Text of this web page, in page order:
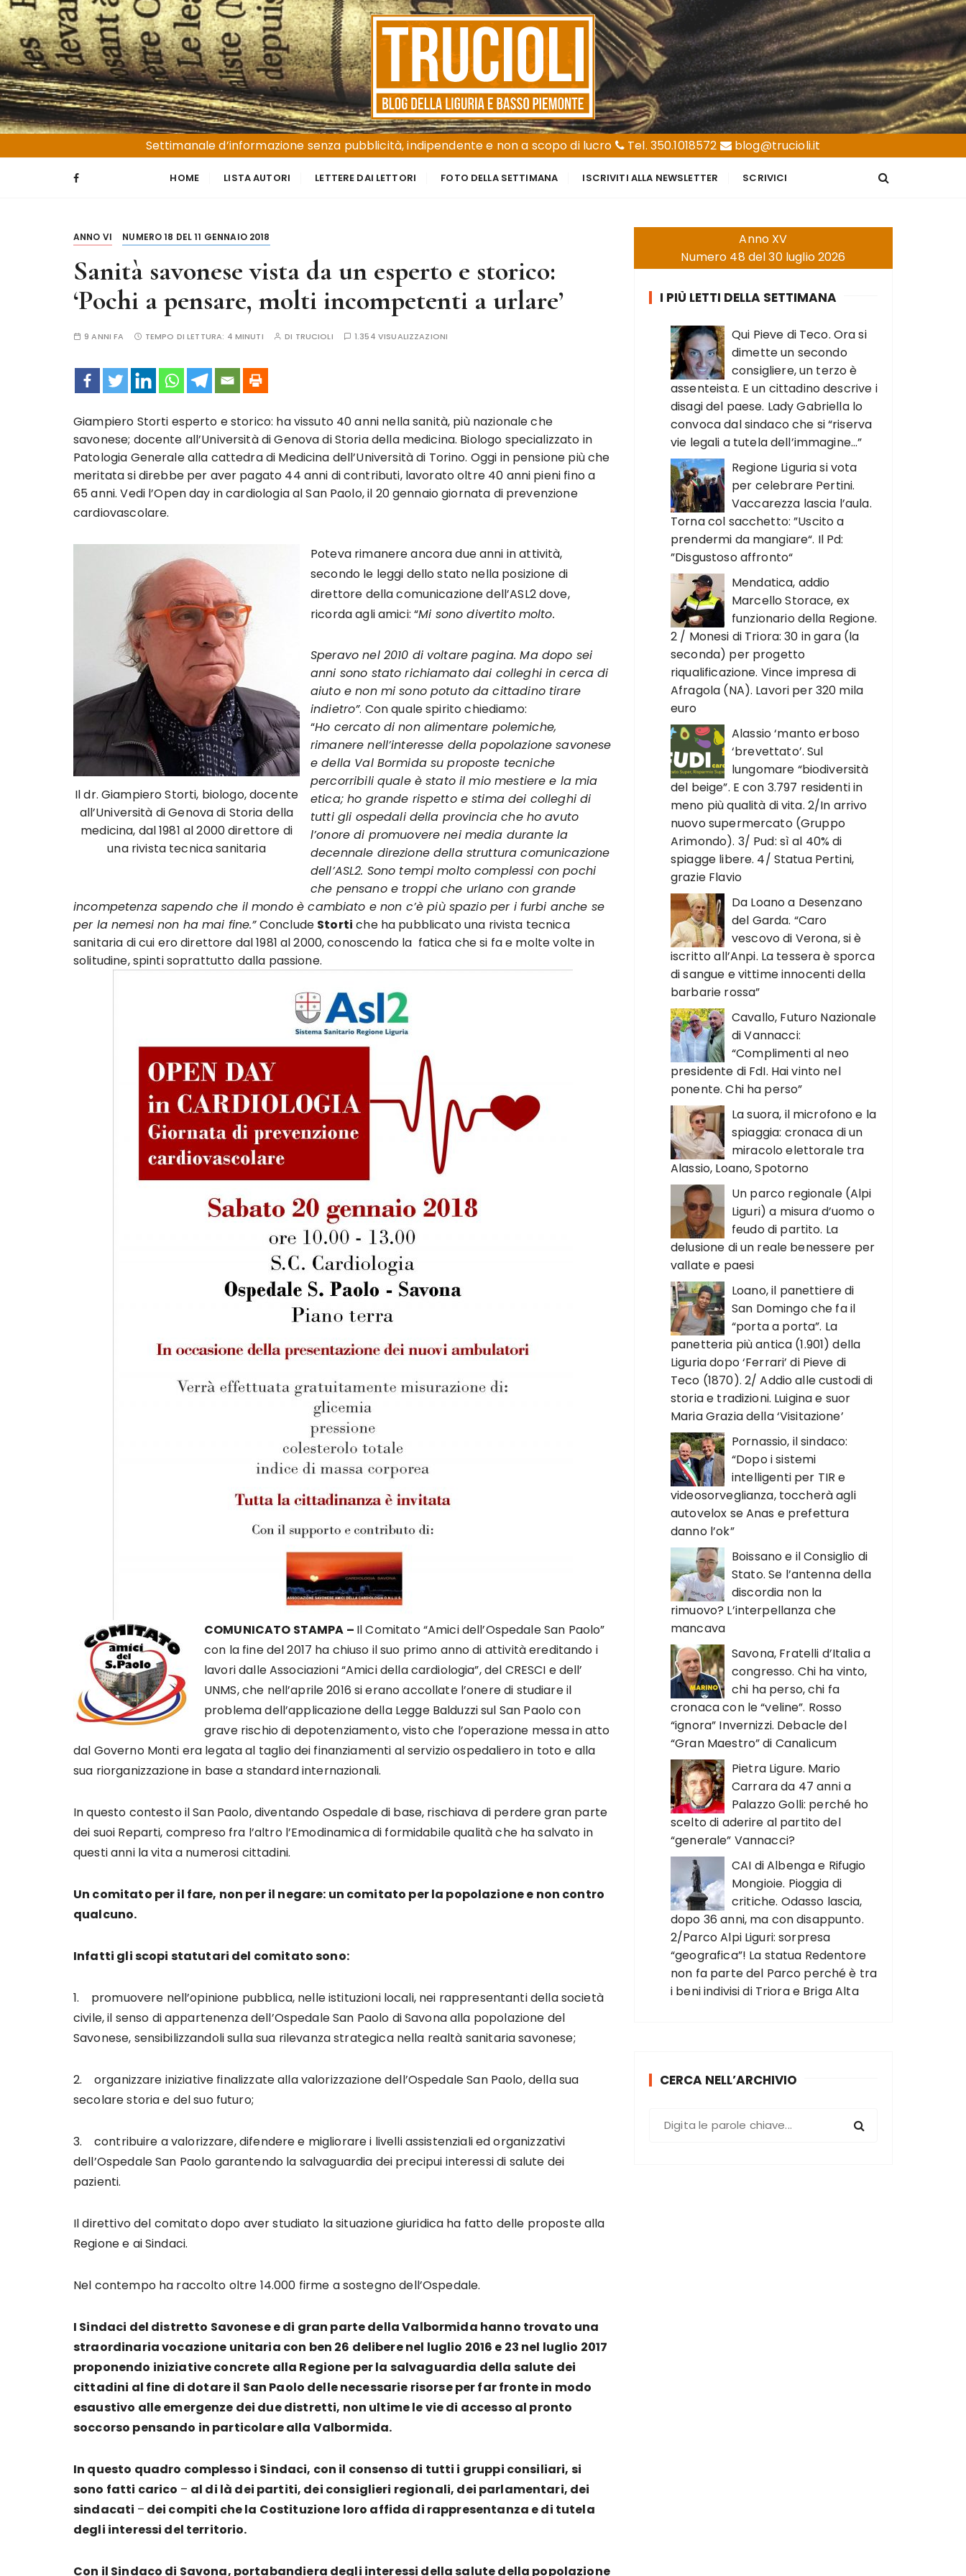
S
a
l
t
a
a
l
c
Trucioli
Liguria e Basso Piemonte
Settimanale d’informazione senza pubblicità, indipendente e non a scopo di lucro
Tel. 350.1018572 blog@trucioli.it
HOME LISTA AUTORI LETTERE DAI LETTORI FOTO DELLA SETTIMANA ISCRIVITI ALLA NEWSLETTER SCRIVICI
ANNO VI NUMERO 18 DEL 11 GENNAIO 2018
Sanità savonese vista da un esperto e storico:
‘Pochi a pensare, molti incompetenti a urlare’
9 ANNI FA TEMPO DI LETTURA: 4 MINUTI DI TRUCIOLI 1.354 VISUALIZZAZIONI
Giampiero Storti esperto e storico: ha vissuto 40 anni nella sanità, più nazionale che
savonese; docente all’Università di Genova di Storia della medicina. Biologo specializzato in
Patologia Generale alla cattedra di Medicina dell’Università di Torino. Oggi in pensione più che
meritata si direbbe per aver pagato 44 anni di contributi, lavorato oltre 40 anni pieni fino a
65 anni. Vedi l’Open day in cardiologia al San Paolo, il 20 gennaio giornata di prevenzione
cardiovascolare.
Il dr. Giampiero Storti, biologo, docente
all’Università di Genova di Storia della
medicina, dal 1981 al 2000 direttore di
una rivista tecnica sanitaria
Poteva rimanere ancora due anni in attività,
secondo le leggi dello stato nella posizione di
direttore della comunicazione dell’ASL2 dove,
ricorda agli amici: “Mi sono divertito molto.
Speravo nel 2010 di voltare pagina. Ma dopo sei
anni sono stato richiamato dai colleghi in cerca di
aiuto e non mi sono potuto da cittadino tirare
indietro”. Con quale spirito chiediamo:
“Ho cercato di non alimentare polemiche,
rimanere nell’interesse della popolazione savonese
e della Val Bormida su proposte tecniche
percorribili quale è stato il mio mestiere e la mia
etica; ho grande rispetto e stima dei colleghi di
tutti gli ospedali della provincia che ho avuto
l’onore di promuovere nei media durante la
decennale direzione della struttura comunicazione
dell’ASL2. Sono tempi molto complessi con pochi
che pensano e troppi che urlano con grande
incompetenza sapendo che il mondo è cambiato e non c’è più spazio per i furbi anche se
per la nemesi non ha mai fine.”Conclude Storti che ha pubblicato una rivista tecnica
sanitaria di cui ero direttore dal 1981 al 2000, conoscendo la fatica che si fa e molte volte in
solitudine, spinti soprattutto dalla passione.
COMUNICATO STAMPA – Il Comitato “Amici dell’Ospedale San Paolo”
con la fine del 2017 ha chiuso il suo primo anno di attività ereditando i
lavori dalle Associazioni “Amici della cardiologia”, del CRESCI e dell’
UNMS, che nell’aprile 2016 si erano accollate l’onere di studiare il
problema dell’applicazione della Legge Balduzzi sul San Paolo con
grave rischio di depotenziamento, visto che l’operazione messa in atto
dal Governo Monti era legata al taglio dei finanziamenti al servizio ospedaliero in toto e alla
sua riorganizzazione in base a standard internazionali.
In questo contesto il San Paolo, diventando Ospedale di base, rischiava di perdere gran parte
dei suoi Reparti, compreso fra l’altro l’Emodinamica di formidabile qualità che ha salvato in
questi anni la vita a numerosi cittadini.
Un comitato per il fare, non per il negare: un comitato per la popolazione e non contro
qualcuno.
Infatti gli scopi statutari del comitato sono:
1. promuovere nell’opinione pubblica, nelle istituzioni locali, nei rappresentanti della società
civile, il senso di appartenenza dell’Ospedale San Paolo di Savona alla popolazione del
Savonese, sensibilizzandoli sulla sua rilevanza strategica nella realtà sanitaria savonese;
2. organizzare iniziative finalizzate alla valorizzazione dell’Ospedale San Paolo, della sua
secolare storia e del suo futuro;
3. contribuire a valorizzare, difendere e migliorare i livelli assistenziali ed organizzativi
dell’Ospedale San Paolo garantendo la salvaguardia dei precipui interessi di salute dei
pazienti.
Il direttivo del comitato dopo aver studiato la situazione giuridica ha fatto delle proposte alla
Regione e ai Sindaci.
Nel contempo ha raccolto oltre 14.000 firme a sostegno dell’Ospedale.
I Sindaci del distretto Savonese e di gran parte della Valbormida hanno trovato una
straordinaria vocazione unitaria con ben 26 delibere nel luglio 2016 e 23 nel luglio 2017
proponendo iniziative concrete alla Regione per la salvaguardia della salute dei
cittadini al fine di dotare il San Paolo delle necessarie risorse per far fronte in modo
esaustivo alle emergenze dei due distretti, non ultime le vie di accesso al pronto
soccorso pensando in particolare alla Valbormida.
In questo quadro complesso i Sindaci, con il consenso di tutti i gruppi consiliari, si
sono fatti carico – al di là dei partiti, dei consiglieri regionali, dei parlamentari, dei
sindacati – dei compiti che la Costituzione loro affida di rappresentanza e di tutela
degli interessi del territorio.
Con il Sindaco di Savona, portabandiera degli interessi della salute della popolazione
Anno XV
Numero 48 del 30 luglio 2026
I PIÙ LETTI DELLA SETTIMANA
Qui Pieve di Teco. Ora si
dimette un secondo
consigliere, un terzo è
assenteista. E un cittadino descrive i
disagi del paese. Lady Gabriella lo
convoca dal sindaco che si “riserva
vie legali a tutela dell’immagine…”
Regione Liguria si vota
per celebrare Pertini.
Vaccarezza lascia l’aula.
Torna col sacchetto: ”Uscito a
prendermi da mangiare“. Il Pd:
”Disgustoso affronto“
Mendatica, addio
Marcello Storace, ex
funzionario della Regione.
2 / Monesi di Triora: 30 in gara (la
seconda) per progetto
riqualificazione. Vince impresa di
Afragola (NA). Lavori per 320 mila
euro
Alassio ‘manto erboso
‘brevettato’. Sul
lungomare “biodiversità
del beige”. E con 3.797 residenti in
meno più qualità di vita. 2/In arrivo
nuovo supermercato (Gruppo
Arimondo). 3/ Pud: sì al 40% di
spiagge libere. 4/ Statua Pertini,
grazie Flavio
Da Loano a Desenzano
del Garda. “Caro
vescovo di Verona, si è
iscritto all’Anpi. La tessera è sporca
di sangue e vittime innocenti della
barbarie rossa”
Cavallo, Futuro Nazionale
di Vannacci:
“Complimenti al neo
presidente di FdI. Hai vinto nel
ponente. Chi ha perso”
La suora, il microfono e la
spiaggia: cronaca di un
miracolo elettorale tra
Alassio, Loano, Spotorno
Un parco regionale (Alpi
Liguri) a misura d’uomo o
feudo di partito. La
delusione di un reale benessere per
vallate e paesi
Loano, il panettiere di
San Domingo che fa il
“porta a porta”. La
panetteria più antica (1.901) della
Liguria dopo ‘Ferrari’ di Pieve di
Teco (1870). 2/ Addio alle custodi di
storia e tradizioni. Luigina e suor
Maria Grazia della ‘Visitazione’
Pornassio, il sindaco:
“Dopo i sistemi
intelligenti per TIR e
videosorveglianza, toccherà agli
autovelox se Anas e prefettura
danno l’ok”
Boissano e il Consiglio di
Stato. Se l’antenna della
discordia non la
rimuovo? L’interpellanza che
mancava
Savona, Fratelli d’Italia a
congresso. Chi ha vinto,
chi ha perso, chi fa
cronaca con le “veline”. Rosso
“ignora” Invernizzi. Debacle del
“Gran Maestro” di Canalicum
Pietra Ligure. Mario
Carrara da 47 anni a
Palazzo Golli: perché ho
scelto di aderire al partito del
“generale” Vannacci?
CAI di Albenga e Rifugio
Mongioie. Pioggia di
critiche. Odasso lascia,
dopo 36 anni, ma con disappunto.
2/Parco Alpi Liguri: sorpresa
“geografica”! La statua Redentore
non fa parte del Parco perché è tra
i beni indivisi di Triora e Briga Alta
CERCA NELL’ARCHIVIO